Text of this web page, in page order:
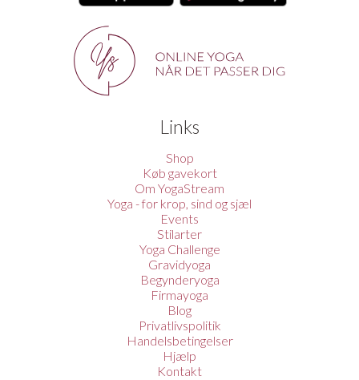
Links
Shop
Køb gavekort
Om YogaStream
Yoga - for krop, sind og sjæl
Events
Stilarter
Yoga Challenge
Gravidyoga
Begynderyoga
Firmayoga
Blog
Privatlivspolitik
Handelsbetingelser
Hjælp
Kontakt